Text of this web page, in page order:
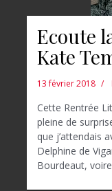
Ecoute
Kate
13 février 2018
Cette Rentrée
pleine de
que j’attendais
Delphine de
Bourdeaut,